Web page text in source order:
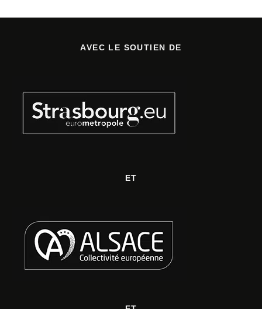
AVEC LE SOUTIEN DE
ET